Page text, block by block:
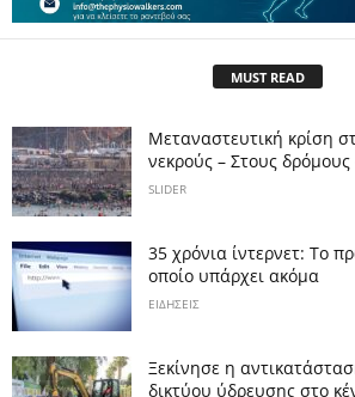
MUST READ
Μεταναστευτική κρίση
νεκρούς – Στους δρόμους
SLIDER
35 χρόνια ίντερνετ: Το
οποίο υπάρχει ακόμα
ΕΙΔΗΣΕΙΣ
Ξεκίνησε η
δικτύου ύδρευσης στο